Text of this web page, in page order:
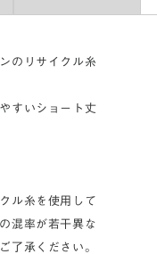
のリサイクル糸
すいショート丈
ル糸を使用して
混率が若干異な
了承ください。